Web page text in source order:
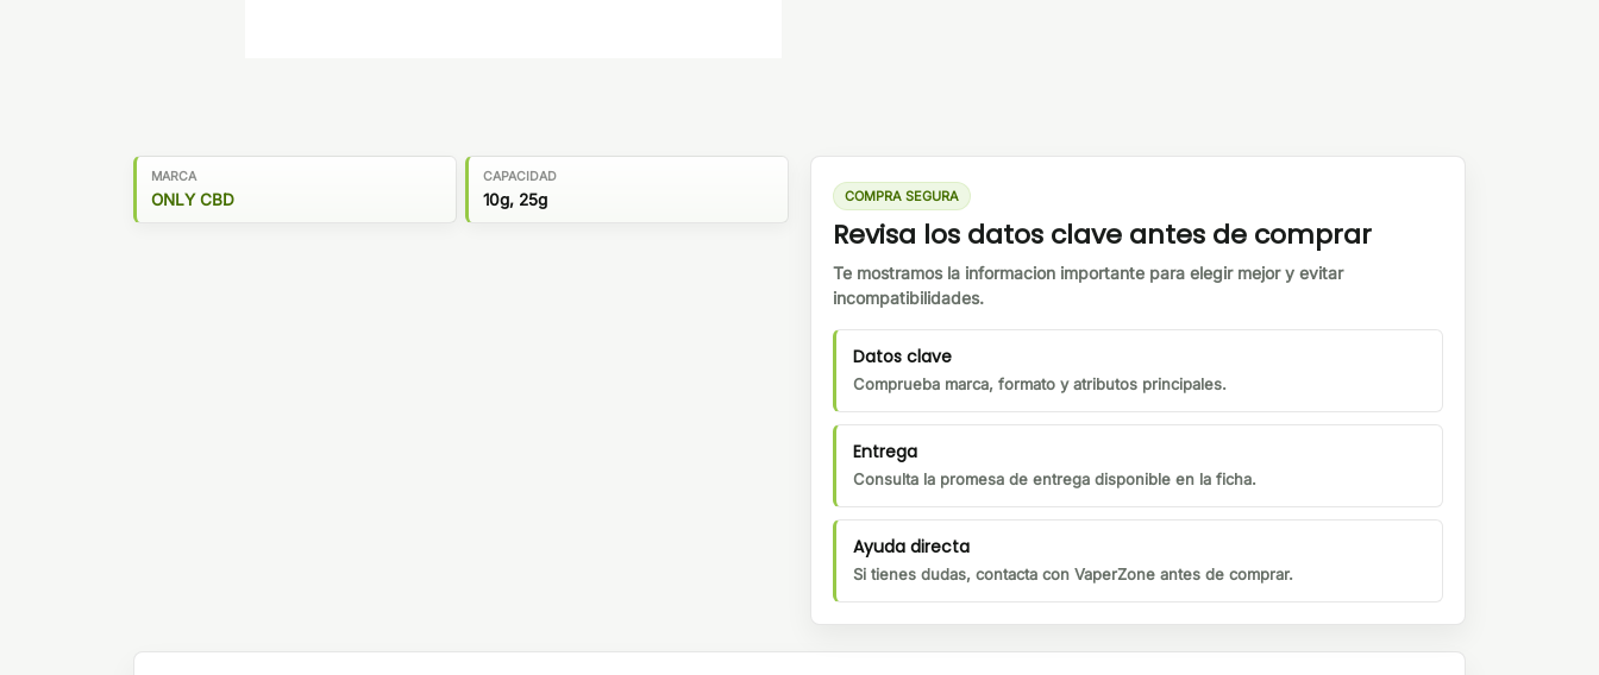
MARCA
ONLY CBD
CAPACIDAD
10g, 25g COMPRA SEGURA
Revisa los datos clave antes de comprar
Te mostramos la informacion importante para elegir mejor y evitar
incompatibilidades.
Datos clave
Comprueba marca, formato y atributos principales.
Entrega
Consulta la promesa de entrega disponible en la ficha.
Ayuda directa
Si tienes dudas, contacta con VaperZone antes de comprar.